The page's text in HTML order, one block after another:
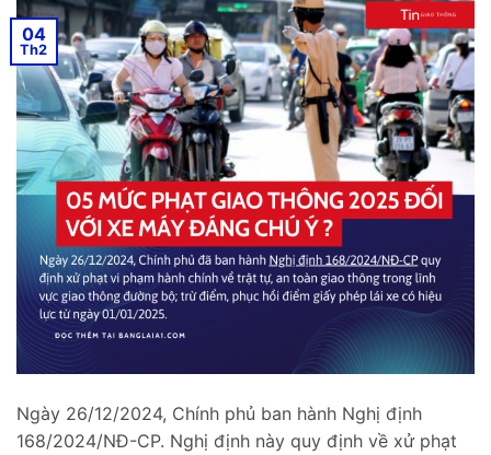
04
Th2
Ngày 26/12/2024, Chính phủ ban hành Nghị định
168/2024/NĐ-CP. Nghị định này quy định về xử phạt